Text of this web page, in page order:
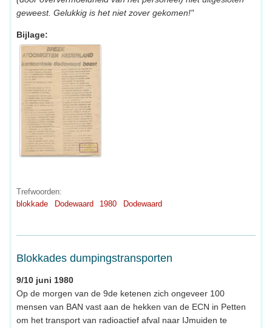
geweest. Gelukkig is het niet zover gekomen!"
Bijlage:
Trefwoorden:
blokkade
Dodewaard 1980 Dodewaard
Blokkades dumpingstransporten
9/10 juni 1980
Op de morgen van de 9de ketenen zich ongeveer 100
mensen van BAN vast aan de hekken van de ECN in Petten
om het transport van radioactief afval naar IJmuiden te